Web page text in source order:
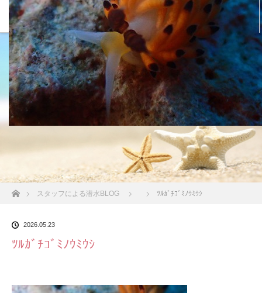
沖縄の海 BLOG
ホームスタッフによる潜水BLOG ﾂﾙｶﾞﾁｺﾞﾐﾉｳﾐｳｼ
2026.05.23
ﾂﾙｶﾞﾁｺﾞﾐﾉｳﾐｳｼ